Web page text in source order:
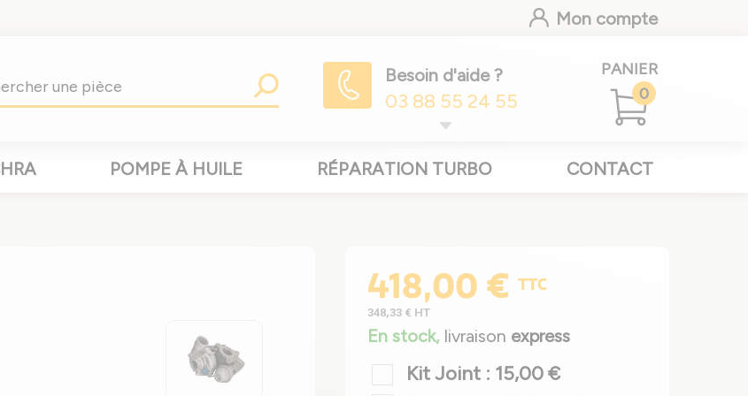
Mon compte
Besoin d'aide ?
03 88 55 24 55
PANIER
0
POMPE À HUILE RÉPARATION TURBO CONTACT
418,00 € TTC
348,33 € HT
En stock, livraison express
Kit Joint : 15,00 €